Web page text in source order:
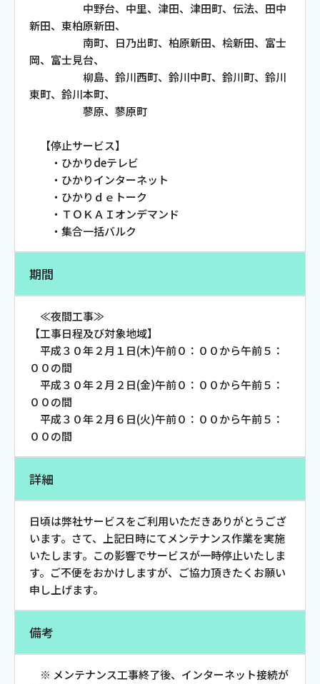
おトクなプラン
パンフレット・チラシ
お知らせ
サイトマップ
ウェブサイトのご利用について
放送基準
安全・安心マーク
安全・安心ガイド
放送番組審議会議事録
情報セキュリティ基本方針
ご利用約款・重要事項説明書
広告掲載のご案内
中野台、中里、津田、津田町、伝法、田中
新田、東柏原新田、
南町、日乃出町、柏原新田、桧新田、富士
岡、富士見台、
柳島、鈴川西町、鈴川中町、鈴川町、鈴川
東町、鈴川本町、
蓼原、蓼原町
【停止サービス】
・ひかりdeテレビ
・ひかりインターネット
・ひかりｄｅトーク
・ＴＯＫＡＩオンデマンド
・集合一括バルク
期間
≪夜間工事≫
【工事日程及び対象地域】
平成３０年２月１日(木)午前０：００から午前５：
００の間
平成３０年２月２日(金)午前０：００から午前５：
００の間
平成３０年２月６日(火)午前０：００から午前５：
００の間
詳細
日頃は弊社サービスをご利用いただきありがとうござ
います。さて、上記日時にてメンテナンス作業を実施
いたします。この影響でサービスが一時停止いたしま
す。ご不便をおかけしますが、ご協力頂きたくお願い
申し上げます。
備考
※ メンテナンス工事終了後、インターネット接続が